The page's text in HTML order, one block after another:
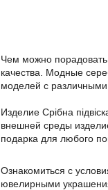
Чем можно
качества. Модные
моделей с
Изделие Срібна
внешней среды
подарка для любого
Ознакомиться с
ювелирными